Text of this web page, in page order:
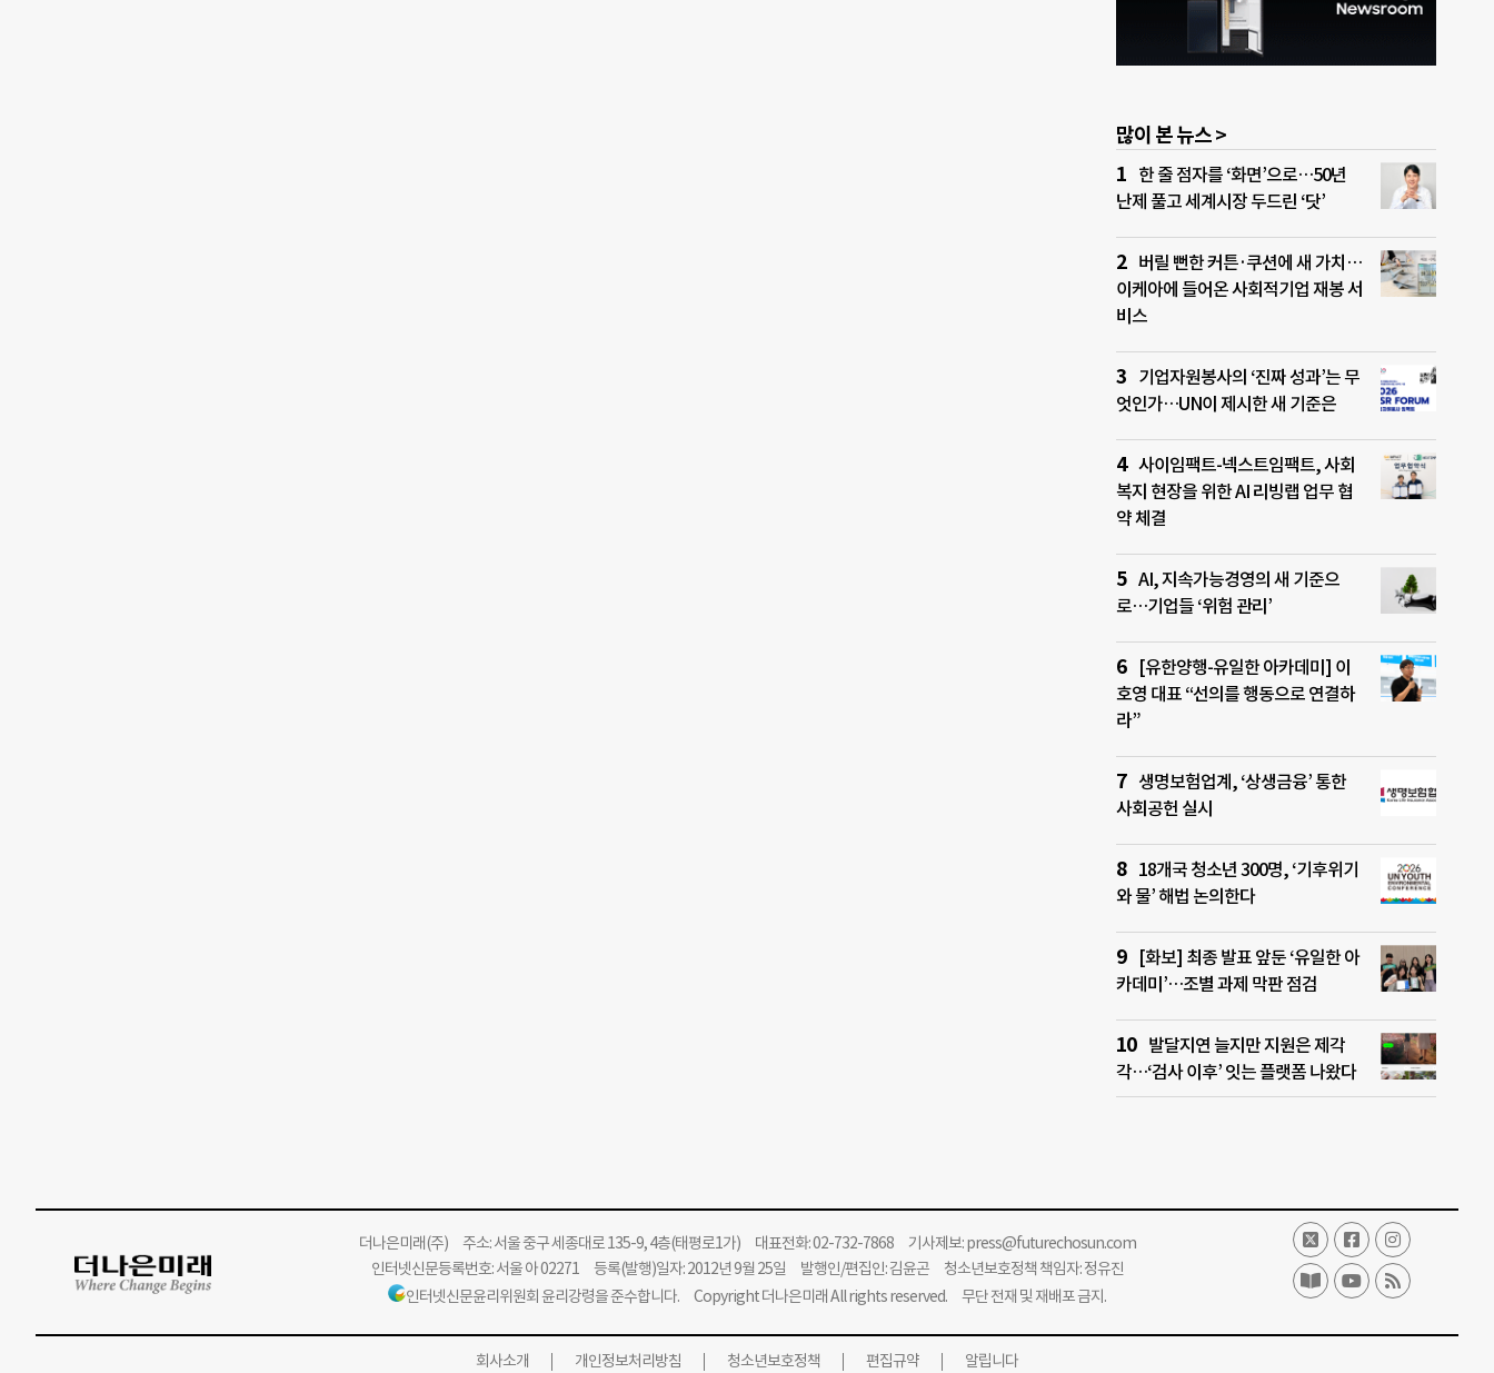
많이 본 뉴스 >
한 줄 점자를 ‘화면’으로…50년
난제 풀고 세계시장 두드린 ‘닷’
버릴 뻔한 커튼·쿠션에 새 가치…
이케아에 들어온 사회적기업 재봉 서
비스
기업자원봉사의 ‘진짜 성과’는 무
엇인가…UN이 제시한 새 기준은
사이임팩트-넥스트임팩트, 사회
복지 현장을 위한 AI 리빙랩 업무 협
약 체결
AI, 지속가능경영의 새 기준으
로…기업들 ‘위험 관리’
[유한양행-유일한 아카데미] 이
호영 대표 “선의를 행동으로 연결하
라”
생명보험업계, ‘상생금융’ 통한
사회공헌 실시
18개국 청소년 300명, ‘기후위기
와 물’ 해법 논의한다
[화보] 최종 발표 앞둔 ‘유일한 아
카데미’…조별 과제 막판 점검
발달지연 늘지만 지원은 제각
각…‘검사 이후’ 잇는 플랫폼 나왔다
더나은미래(주)주소: 서울 중구 세종대로 135-9, 4층(태평로1가) 대표전화: 02-732-7868 기사제보:press@futurechosun.com
인터넷신문등록번호: 서울 아 02271 등록(발행)일자: 2012년 9월 25일 발행인/편집인: 김윤곤 청소년보호정책 책임자: 정유진
인터넷신문윤리위원회 윤리강령을 준수합니다. Copyright 더나은미래 All rights reserved. 무단 전재 및 재배포 금지.
회사소개 개인정보처리방침 청소년보호정책 편집규약 알립니다